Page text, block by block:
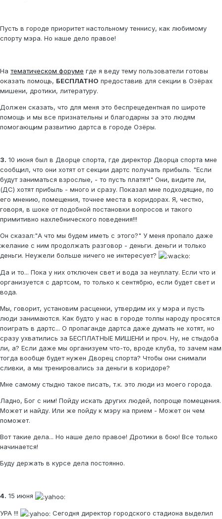
Пусть в городе приоритет настольному теннису, как любимому
спорту мэра. Но наше дело правое!
На тематическом форуме где я веду тему пользователи готовы
оказать помощь, БЕСПЛАТНО предоставив для секции в Озёрах
мишени, дротики, литературу.
Должен сказать, что для меня это беспрецедентная по широте
помощь и мы все признательны и благодарны за это людям
помогающим развитию дартса в городе Озёры.
3. 10 июня был в Дворце спорта, где директор Дворца спорта мне
сообщил, что они хотят от секции дартс получать прибыль. "Если
будут заниматься взрослые, - то пусть платят!" Они, видите ли,
(ДС) хотят прибыль - много и сразу. Показал мне подходящие, по
его мнению, помещения, точнее места в коридорах. Я, честно,
говоря, в шоке от подобной постановки вопросов и такого
примитивно нахлебнического поведения!!!
Он сказал:"А что мы будем иметь с этого?" У меня пропало даже
желание с ним продолжать разговор - деньги. деньги и только
деньги. Неужели больше ничего не интересует?
Да и то... Пока у них отключен свет и вода за неуплату. Если что и
организуется с дартсом, то только к сентябрю, если будет свет и
вода.
Мы, говорит, установим расценки, утвердим их у мэра и пусть
люди занимаются. Как будто у нас в городе толпы народу просятся
поиграть в дартс... О пропаганде дартса даже думать не хотят, но
сразу ухватились за БЕСПЛАТНЫЕ МИШЕНИ и проч. Ну, не стыдоба
ли, а? Если даже мы организуем что-то, вроде клуба, то зачем нам
тогда вообще будет нужен Дворец спорта? Чтобы они снимали
сливки, а мы тренировались за деньги в коридоре?
Мне самому стыдно такое писать, т.к. это люди из моего города.
Ладно, Бог с ним! Пойду искать других людей, попроще помещения.
Может и найду. Или же пойду к мэру на прием - Может он чем
поможет.
Вот такие дела... Но наше дело правое! Дротики в бою! Все только
начинается!
Буду держать в курсе дела постоянно.
4. 15 июня
УРА !!!
Сегодня директор городского стадиона выделил